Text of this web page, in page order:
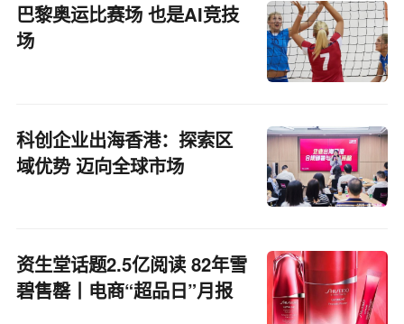
巴黎奥运比赛场 也是AI竞技
场
科创企业出海香港：探索区
域优势 迈向全球市场
资生堂话题2.5亿阅读 82年雪
碧售罄丨电商“超品日”月报